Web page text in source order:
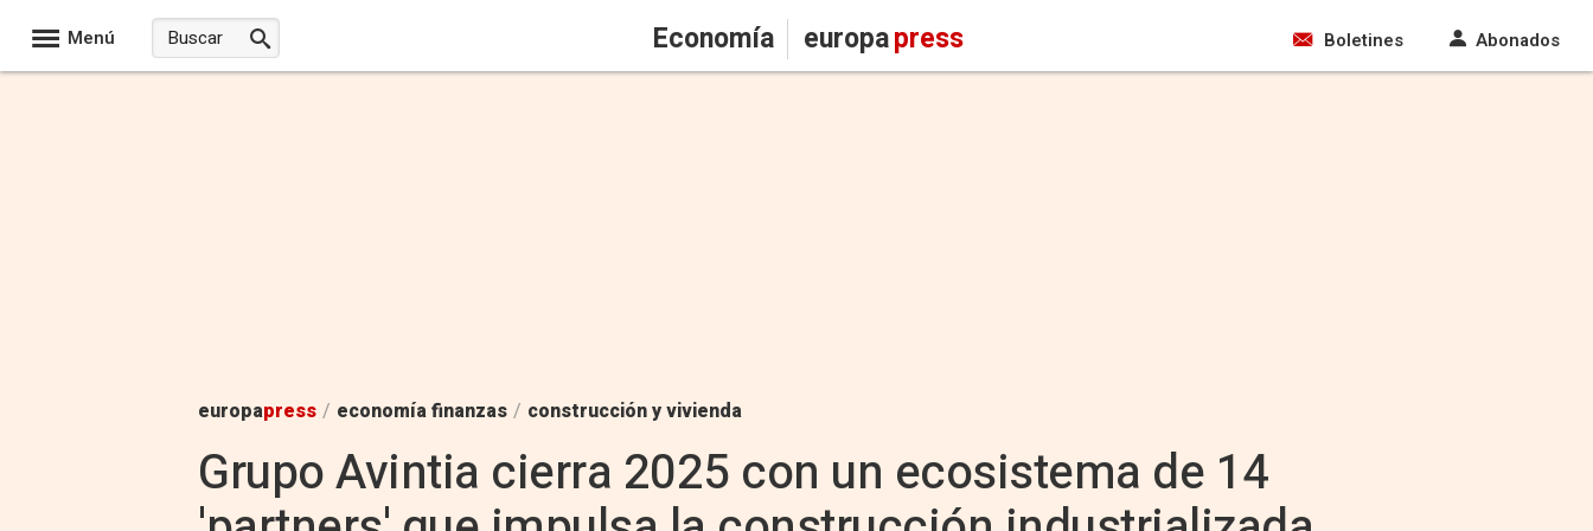
Menú Economía europapress Boletines Abonados
europapress / economía finanzas / construcción y vivienda
Grupo Avintia cierra 2025 con un ecosistema de 14